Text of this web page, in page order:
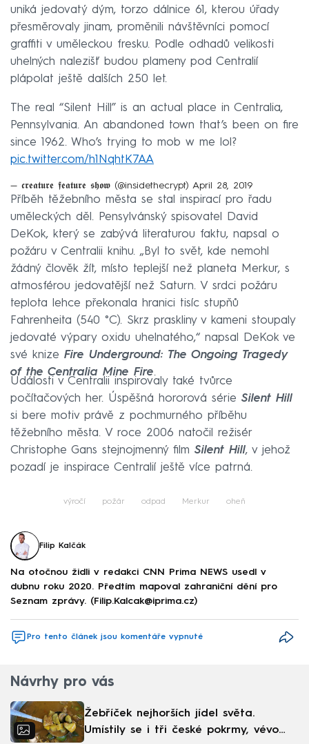
uniká jedovatý dým, torzo dálnice 61, kterou úřady
přesměrovaly jinam, proměnili návštěvníci pomocí
graffiti v uměleckou fresku. Podle odhadů velikosti
uhelných nalezišť budou plameny pod Centralií
plápolat ještě dalších 250 let.
The real “Silent Hill” is an actual place in Centralia,
Pennsylvania. An abandoned town that’s been on fire
since 1962. Who’s trying to mob w me lol?
pic.twitter.com/h1NqhtK7AA
— 𝖈𝖗𝖊𝖆𝖙𝖚𝖗𝖊 𝖋𝖊𝖆𝖙𝖚𝖗𝖊 𝖘𝖍𝖔𝖜 (@insidethecrypt) April 28, 2019
Příběh těžebního města se stal inspirací pro řadu
uměleckých děl. Pensylvánský spisovatel David
DeKok, který se zabývá literaturou faktu, napsal o
požáru v Centralii knihu. „Byl to svět, kde nemohl
žádný člověk žít, místo teplejší než planeta Merkur, s
atmosférou jedovatější než Saturn. V srdci požáru
teplota lehce překonala hranici tisíc stupňů
Fahrenheita (540 °C). Skrz praskliny v kameni stoupaly
jedovaté výpary oxidu uhelnatého,“ napsal DeKok ve
své knize Fire Underground: The Ongoing Tragedy
of the Centralia Mine Fire.
Události v Centralii inspirovaly také tvůrce
počítačových her. Úspěšná hororová série Silent Hill
si bere motiv právě z pochmurného příběhu
těžebního města. V roce 2006 natočil režisér
Christophe Gans stejnojmenný film Silent Hill, v jehož
pozadí je inspirace Centralií ještě více patrná.
výročí požár odpad Merkur oheň
Filip Kalčák
Na otočnou židli v redakci CNN Prima NEWS usedl v
dubnu roku 2020. Předtím mapoval zahraniční dění pro
Seznam zprávy. (Filip.Kalcak@iprima.cz)
Pro tento článek jsou komentáře vypnuté
Návrhy pro vás
Žebříček nejhorších jídel světa.
Umístily se i tři české pokrmy, vévodí